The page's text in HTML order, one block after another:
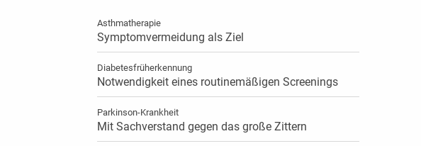
Asthmatherapie
Symptomvermeidung als Ziel
Diabetesfrüherkennung
Notwendigkeit eines routinemäßigen Screenings
Parkinson-Krankheit
Mit Sachverstand gegen das große Zittern